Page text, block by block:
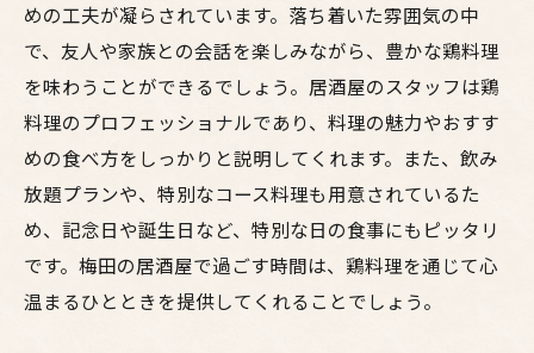
めの工夫が凝らされています。落ち着いた雰囲気の中
で、友人や家族との会話を楽しみながら、豊かな鶏料理
を味わうことができるでしょう。居酒屋のスタッフは鶏
料理のプロフェッショナルであり、料理の魅力やおすす
めの食べ方をしっかりと説明してくれます。また、飲み
放題プランや、特別なコース料理も用意されているた
め、記念日や誕生日など、特別な日の食事にもピッタリ
です。梅田の居酒屋で過ごす時間は、鶏料理を通じて心
温まるひとときを提供してくれることでしょう。